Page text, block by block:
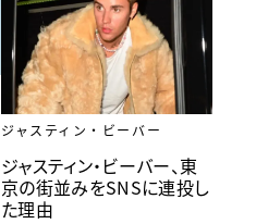
ジャスティン・ビーバー
ジャスティン・ビーバー、東
京の街並みをSNSに連投し
た理由